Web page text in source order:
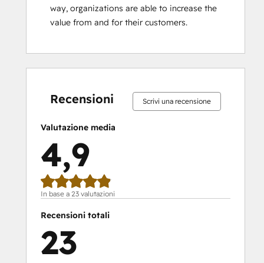
way, organizations are able to increase the
value from and for their customers.
Recensioni Scrivi una recensione
Valutazione media
4,9
In base a 23 valutazioni
Recensioni totali
23
91%
9%
0%
0%
0%